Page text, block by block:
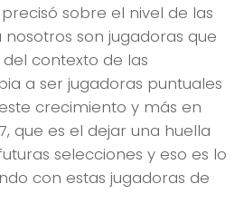
sobre el nivel de las
nosotros son jugadoras que
contexto de las
a ser jugadoras puntuales
crecimiento y más en
que es el dejar una huella
selecciones y eso es lo
con estas jugadoras de